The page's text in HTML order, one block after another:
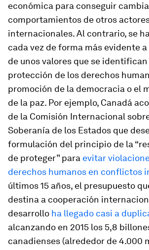
económica para conseguir
comportamientos de otros
internacionales. Al contrario, se
cada vez de forma más evidente
de unos valores que se identifican
protección de los derechos
promoción de la democracia o el
de la paz. Por ejemplo, Canadá
de la Comisión Internacional
Soberanía de los Estados que
formulación del principio de la
de proteger” para evitar
derechos humanos en conflictos
últimos 15 años, el presupuesto
destina a cooperación
desarrollo ha llegado casi a
alcanzando en 2015 los 5,8
canadienses (alrededor de 4.000